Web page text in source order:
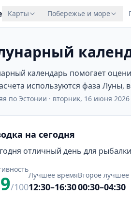
Карты Побережье и море
календарь помогает
используются фаза Луны,
по Эстонии · вторник, 16 июня 2026
на сегодня
отличный день для
/100
Лучшее время
12:30–16:30
Второе лучшее
00:30–04:30